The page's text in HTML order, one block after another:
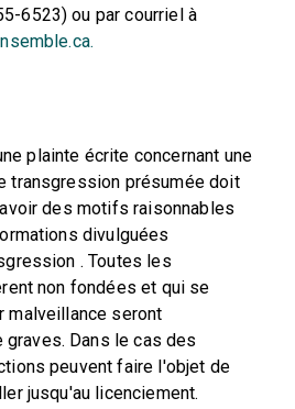
6523) ou par courriel à
plainte écrite concernant une
transgression présumée doit
des motifs raisonnables
divulguées
. Toutes les
non fondées et qui se
malveillance seront
Dans le cas des
peuvent faire l'objet de
jusqu'au licenciement.